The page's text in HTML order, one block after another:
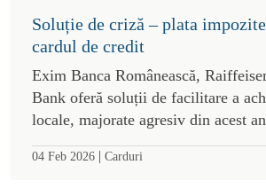
Soluție de criză – plata
cardul de credit
Exim Banca Românească,
Bank oferă soluții de facilitare a
locale, majorate agresiv din acest
04 Feb 2026 | Carduri